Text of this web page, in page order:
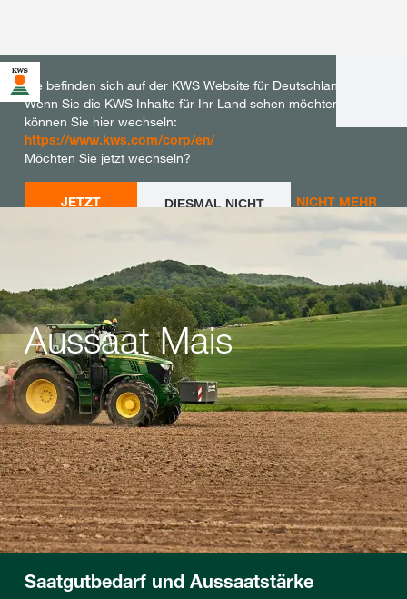
Sie befinden sich auf der KWS Website für Deutschland.
Wenn Sie die KWS Inhalte für Ihr Land sehen möchten,
können Sie hier wechseln:
https://www.kws.com/corp/en/
Möchten Sie jetzt wechseln?
JETZT
DIESMAL NICHT
NICHT MEHR
FRAGEN
Aussaat Mais
Saatgutbedarf und Aussaatstärke